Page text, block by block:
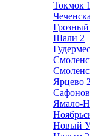
Токмок 1
Грозный
Шали 2
Гудермес
Ярцево 2
Ямало-
Новый